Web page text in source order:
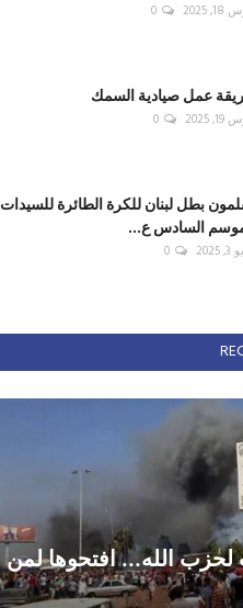
2025
0
عمل صيادية السمك
2025
0
بطل لبنان للكرة الطائرة للسيدات
السادس ع...
0
لحزب الله... افتحوها لمن